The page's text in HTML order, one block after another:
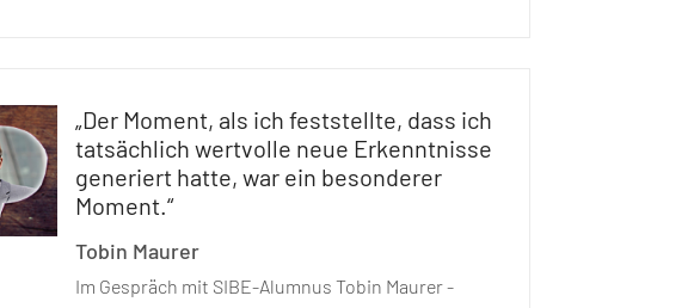
„Der Moment, als ich feststellte, dass ich
tatsächlich wertvolle neue Erkenntnisse
generiert hatte, war ein besonderer
Moment.“
Tobin Maurer
Im Gespräch mit SIBE-Alumnus Tobin Maurer -